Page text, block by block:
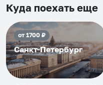
приезжать еще...
Куда поехать еще
от1700₽
Санкт-Петербург